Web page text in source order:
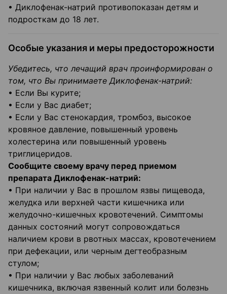
• Диклофенак-натрий противопоказан детям и
подросткам до 18 лет.
Особые указания и меры предосторожности
Убедитесь, что лечащий врач проинформирован о
том, что Вы принимаете Диклофенак-натрий:
• Если Вы курите;
• Если у Вас диабет;
• Если у Вас стенокардия, тромбоз, высокое
кровяное давление, повышенный уровень
холестерина или повышенный уровень
триглицеридов.
Сообщите своему врачу перед приемом
препарата Диклофенак-натрий:
• При наличии у Вас в прошлом язвы пищевода,
желудка или верхней части кишечника или
желудочно-кишечных кровотечений. Симптомы
данных состояний могут сопровождаться
наличием крови в рвотных массах, кровотечением
при дефекации, или черным дегтеобразным
стулом;
• При наличии у Вас любых заболеваний
кишечника, включая язвенный колит или болезнь